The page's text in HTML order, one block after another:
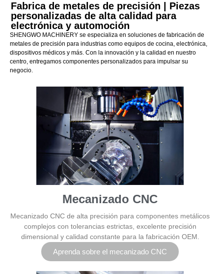
Fabrica de metales de precisión | Piezas
personalizadas de alta calidad para
electrónica y automoción
SHENGWO MACHINERY se especializa en soluciones de fabricación de
metales de precisión para industrias como equipos de cocina, electrónica,
dispositivos médicos y más. Con la innovación y la calidad en nuestro
centro, entregamos componentes personalizados para impulsar su
negocio.
Mecanizado CNC
Mecanizado CNC de alta precisión para componentes metálicos
complejos con tolerancias estrictas, excelente precisión
dimensional y calidad constante para la fabricación OEM.
Aprenda sobre el mecanizado CNC